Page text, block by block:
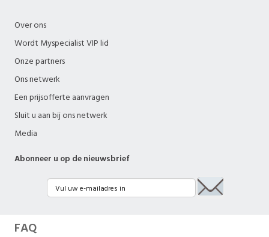
Over ons
Wordt Myspecialist VIP lid
Onze partners
Ons netwerk
Een prijsofferte aanvragen
Sluit u aan bij ons netwerk
Media
Abonneer u op de nieuwsbrief
FAQ